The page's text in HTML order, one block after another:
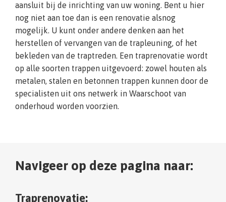
aansluit bij de inrichting van uw woning. Bent u hier
nog niet aan toe dan is een renovatie alsnog
mogelijk. U kunt onder andere denken aan het
herstellen of vervangen van de trapleuning, of het
bekleden van de traptreden. Een traprenovatie wordt
op alle soorten trappen uitgevoerd: zowel houten als
metalen, stalen en betonnen trappen kunnen door de
specialisten uit ons netwerk in Waarschoot van
onderhoud worden voorzien.
Navigeer op deze pagina naar:
Traprenovatie: